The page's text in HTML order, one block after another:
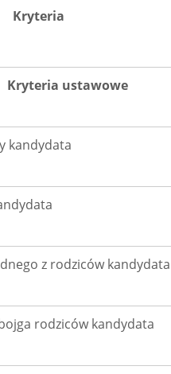
Kryteria
Kryteria ustawowe
kandydata
z rodziców kandydata
rodziców kandydata